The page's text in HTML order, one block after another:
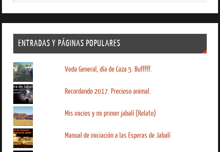
ENTRADAS Y PÁGINAS POPULARES
Veda General, día de Caza 5. Bufffff.
Recordando 2017. Precioso animal.
Mis inicios y mi primer jabalí (Relato)
Manual de iniciación a las Esperas de Jabalí